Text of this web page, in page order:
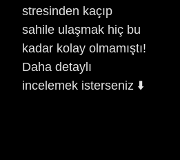
stresinden kaçıp
sahile ulaşmak hiç bu
kadar kolay olmamıştı!
Daha detaylı
incelemek isterseniz ⬇️